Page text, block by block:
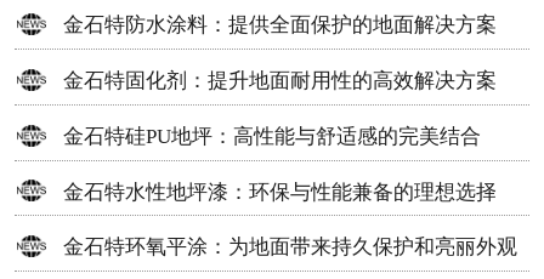
方案
金石特防水涂料：提供全面保护的地面解决方案
金石特固化剂：提升地面耐用性的高效解决方案
金石特硅PU地坪：高性能与舒适感的完美结合
金石特水性地坪漆：环保与性能兼备的理想选择
金石特环氧平涂：为地面带来持久保护和亮丽外观